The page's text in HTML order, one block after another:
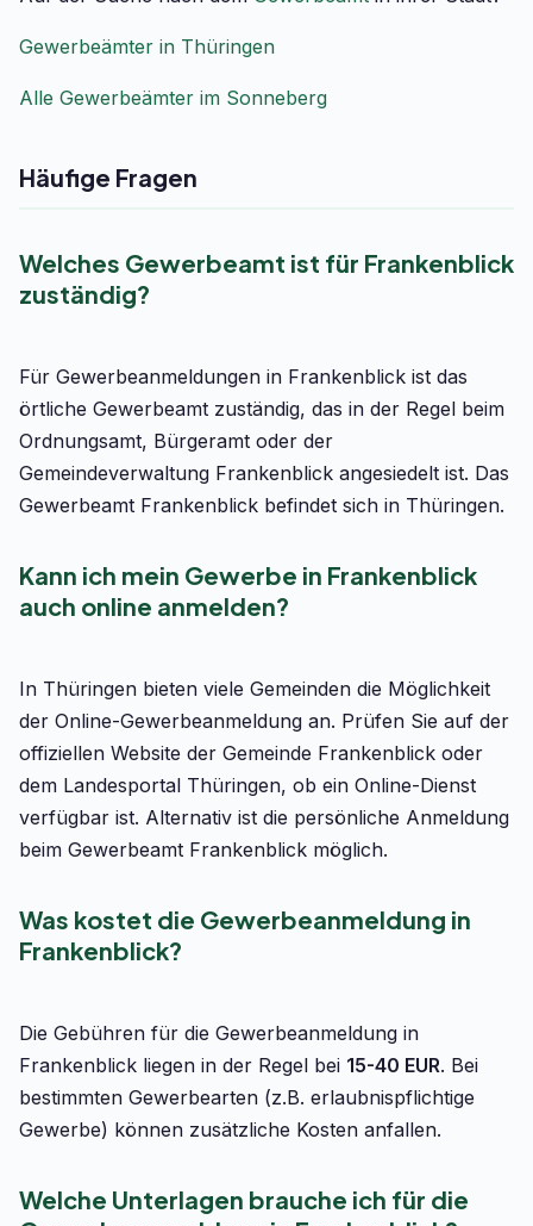
Gewerbeämter in Thüringen
Alle Gewerbeämter im Sonneberg
Häufige Fragen
Welches Gewerbeamt ist für Frankenblick
zuständig?
Für Gewerbeanmeldungen in Frankenblick ist das
örtliche Gewerbeamt zuständig, das in der Regel beim
Ordnungsamt, Bürgeramt oder der
Gemeindeverwaltung Frankenblick angesiedelt ist. Das
Gewerbeamt Frankenblick befindet sich in Thüringen.
Kann ich mein Gewerbe in Frankenblick
auch online anmelden?
In Thüringen bieten viele Gemeinden die Möglichkeit
der Online-Gewerbeanmeldung an. Prüfen Sie auf der
offiziellen Website der Gemeinde Frankenblick oder
dem Landesportal Thüringen, ob ein Online-Dienst
verfügbar ist. Alternativ ist die persönliche Anmeldung
beim Gewerbeamt Frankenblick möglich.
Was kostet die Gewerbeanmeldung in
Frankenblick?
Die Gebühren für die Gewerbeanmeldung in
Frankenblick liegen in der Regel bei 15-40 EUR. Bei
bestimmten Gewerbearten (z.B. erlaubnispflichtige
Gewerbe) können zusätzliche Kosten anfallen.
Welche Unterlagen brauche ich für die